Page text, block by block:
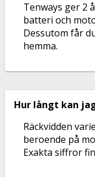
Tenways ger 2
batteri och
Dessutom får
hemma.
Hur långt kan
Räckvidden
beroende på
Exakta siffror